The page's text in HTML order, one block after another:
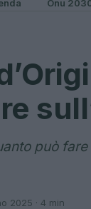
Onu
può
2025 · 4 min